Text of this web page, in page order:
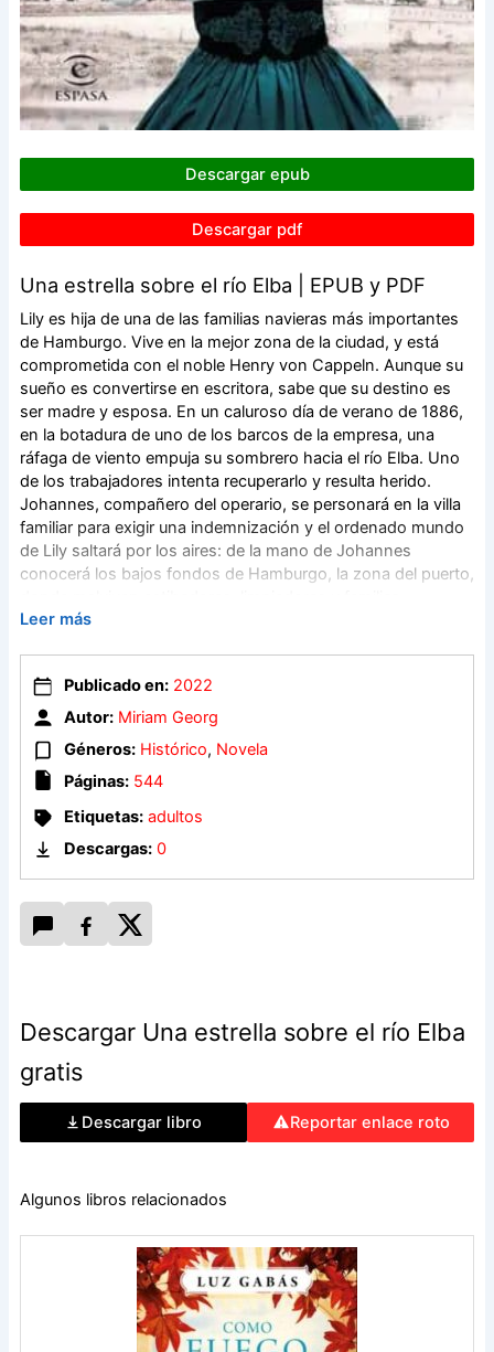
Descargar epub
Descargar pdf
Una estrella sobre el río Elba | EPUB y PDF
Lily es hija de una de las familias navieras más importantes
de Hamburgo. Vive en la mejor zona de la ciudad, y está
comprometida con el noble Henry von Cappeln. Aunque su
sueño es convertirse en escritora, sabe que su destino es
ser madre y esposa. En un caluroso día de verano de 1886,
en la botadura de uno de los barcos de la empresa, una
ráfaga de viento empuja su sombrero hacia el río Elba. Uno
de los trabajadores intenta recuperarlo y resulta herido.
Johannes, compañero del operario, se personará en la villa
familiar para exigir una indemnización y el ordenado mundo
de Lily saltará por los aires: de la mano de Johannes
conocerá los bajos fondos de Hamburgo, la zona del puerto,
humildes, quienes luchan por sobrevivir día tras día. Lily y
el corazón no entiende de normas ni de clases sociales.
Leer más
Publicado en: 2022
Autor: Miriam Georg
Géneros: Histórico, Novela
Páginas: 544
Etiquetas: adultos
Descargas: 0
Descargar Una estrella sobre el río Elba
gratis
Descargar libro Reportar enlace roto
Algunos libros relacionados